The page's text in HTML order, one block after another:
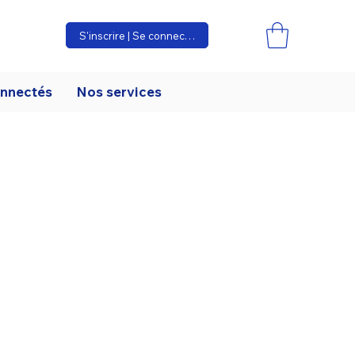
S'inscrire | Se connecter
Nos services